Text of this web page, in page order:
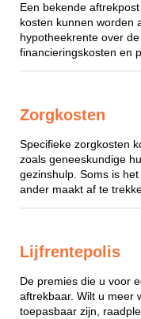
Een bekende
kosten kunnen worden
hypotheekrente over
financieringskosten en
Zorgkosten
Specifieke zorgkosten
zoals geneeskundige
gezinshulp. Soms is
ander maakt af te
Lijfrentepolis
De premies die u voor
aftrekbaar. Wilt u meer
toepasbaar zijn,